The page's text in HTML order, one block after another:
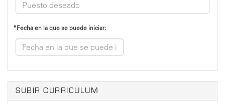
*Fecha en la que se puede iniciar:
SUBIR CURRICULUM